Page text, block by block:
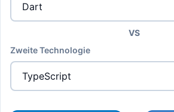
VS
Zweite Technologie